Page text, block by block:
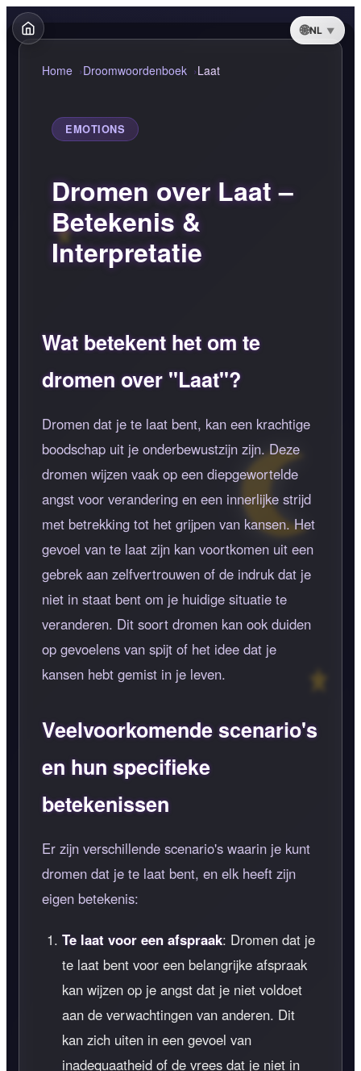
NL
Home Droomwoordenboek Laat
EMOTIONS
Dromen over Laat –
Betekenis &
Interpretatie
Wat betekent het om te
dromen over "Laat"?
Dromen dat je te laat bent, kan een krachtige
boodschap uit je onderbewustzijn zijn. Deze
dromen wijzen vaak op een diepgewortelde
angst voor verandering en een innerlijke strijd
met betrekking tot het grijpen van kansen. Het
gevoel van te laat zijn kan voortkomen uit een
gebrek aan zelfvertrouwen of de indruk dat je
niet in staat bent om je huidige situatie te
veranderen. Dit soort dromen kan ook duiden
op gevoelens van spijt of het idee dat je
kansen hebt gemist in je leven.
Veelvoorkomende scenario's
en hun specifieke
betekenissen
Er zijn verschillende scenario's waarin je kunt
dromen dat je te laat bent, en elk heeft zijn
eigen betekenis:
Te laat voor een afspraak: Dromen dat je
te laat bent voor een belangrijke afspraak
kan wijzen op je angst dat je niet voldoet
aan de verwachtingen van anderen. Dit
kan zich uiten in een gevoel van
inadequaatheid of de vrees dat je niet in